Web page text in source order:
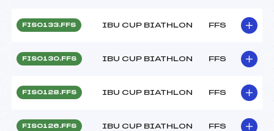
FIS0133.FFS IBU CUP BIATHLON FFS
FIS0130.FFS IBU CUP BIATHLON FFS
FIS0128.FFS IBU CUP BIATHLON FFS
FIS0126.FFS IBU CUP BIATHLON FFS